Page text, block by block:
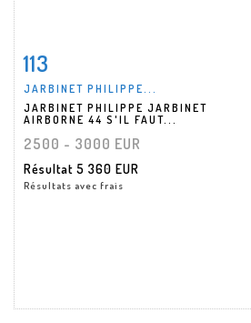
Fiche détaillée
113
JARBINET PHILIPPE...
JARBINET PHILIPPE JARBINET
AIRBORNE 44 S'IL FAUT...
2500 - 3000 EUR
Résultat 5 360 EUR
Résultats avec frais